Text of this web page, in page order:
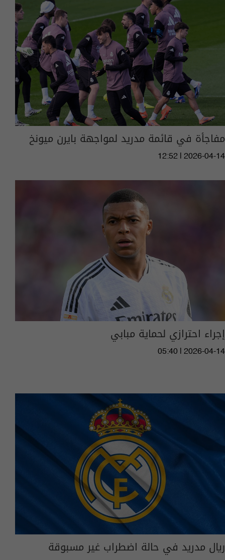
مفاجأة في قائمة مدريد لمواجهة بايرن ميونخ
12:52 | 2026-04-14
إجراء احترازي لحماية مبابي
05:40 | 2026-04-14
ريال مدريد في حالة اضطراب غير مسبوقة